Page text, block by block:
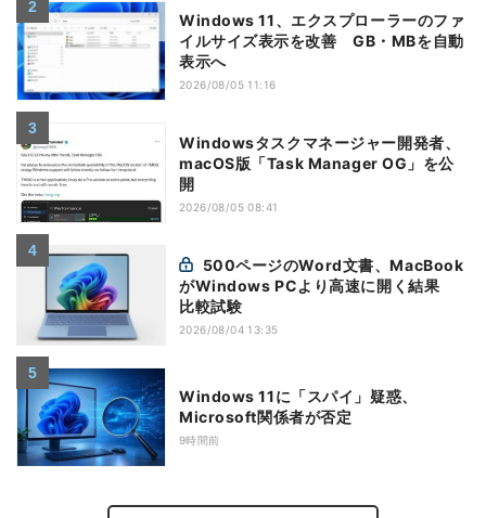
Windows 11、エクスプローラーのファ
イルサイズ表示を改善 GB・MBを自動
表示へ
2026/08/05 11:16
Windowsタスクマネージャー開発者、
macOS版「Task Manager OG」を公
開
2026/08/05 08:41
がWindows PCより高速に開く結果
比較試験
2026/08/04 13:35
Windows 11に「スパイ」疑惑、
Microsoft関係者が否定
9時間前